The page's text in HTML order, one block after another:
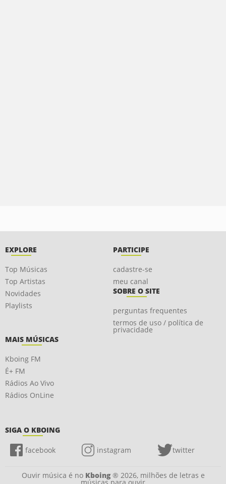
EXPLORE
Top Músicas
Top Artistas
Novidades
Playlists
PARTICIPE
cadastre-se
meu canal
SOBRE O SITE
perguntas frequentes
termos de uso / política de
privacidade
MAIS MÚSICAS
Kboing FM
É+ FM
Rádios Ao Vivo
Rádios OnLine
SIGA O KBOING
facebook instagram twitter
Ouvir música é no Kboing® 2026, milhões de letras e
músicas para ouvir